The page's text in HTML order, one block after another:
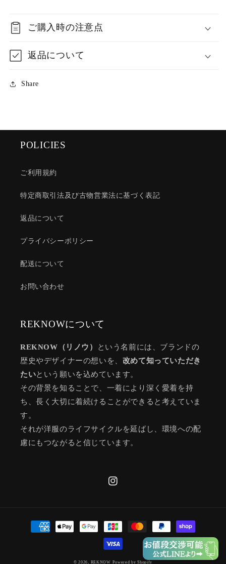
ご購入時の注意点
返品について
Share
POLICIES
ご利用規約
特定商取引法及び古物営業法に基づく表記
返品について
プライバシーポリシー
配送について
お問い合わせ
REKNOWについて
REKNOW（リノウ）
という名前には、ブランドの
歴史やデザイナーの想いを、 改めて知っていただき
たいという願いを込めています。
その背景を知ることで、一着により深く愛着を持
ち、長く大切に着続けることができると考えていま
す。
それが洋服のライフサイクルを延ばし、環境への配
慮にもつながると信じています。
Instagram
© 2026, REKNOW Powered by Shopify